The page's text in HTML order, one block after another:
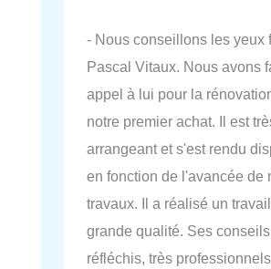
- Nous conseillons les yeux
Pascal Vitaux. Nous avons
appel à lui pour la
notre premier achat. Il est
arrangeant et s'est rendu
en fonction de l'avancée de
travaux. Il a réalisé un
grande qualité. Ses
réfléchis, très